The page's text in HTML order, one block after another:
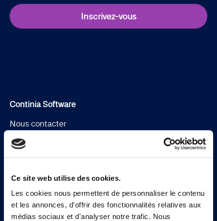
Ce site web utilise des cookies.
Les cookies nous permettent de personnaliser le contenu
et les annonces, d'offrir des fonctionnalités relatives aux
médias sociaux et d'analyser notre trafic. Nous
Inscrivez-vous
Continia Software
Nous contacter
À propos de Continia
Jobs
Trouver un partenaire